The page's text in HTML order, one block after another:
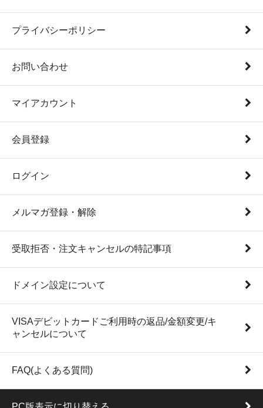
プライバシーポリシー
お問い合わせ
マイアカウント
会員登録
ログイン
メルマガ登録・解除
受取拒否・注文キャンセルの特記事項
ドメイン設定について
VISAデビットカードご利用時の返品/金額変更/キ
ャンセルについて
FAQ(よくある質問)